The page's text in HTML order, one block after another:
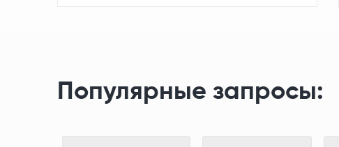
Популярные запросы: